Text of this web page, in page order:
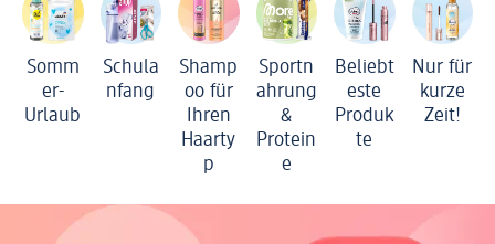
Somm
er-
Urlaub
Schula
nfang
Shamp
oo für
Ihren
Haarty
p
Sportn
ahrung
&
Protein
e
Beliebt
este
Produk
te
Nur für
kurze
Zeit!